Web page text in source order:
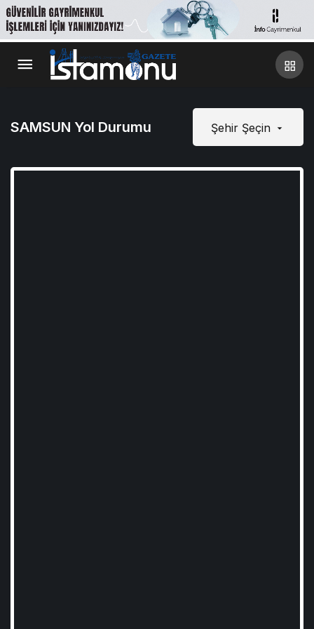
SAMSUN Yol Durumu Şehir Şeçin